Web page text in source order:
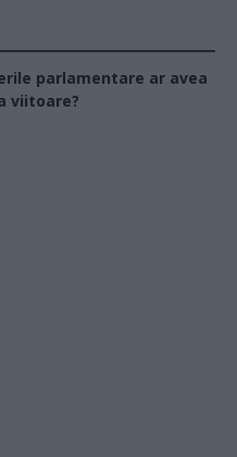
parlamentare ar avea
viitoare?